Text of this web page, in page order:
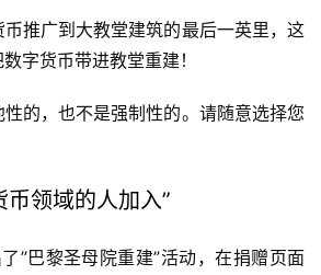
推广到大教堂建筑的最后一英里，这
字货币带进教堂重建！
的，也不是强制性的。请随意选择您
币领域的人加入”
”巴黎圣母院重建”活动，在捐赠页面